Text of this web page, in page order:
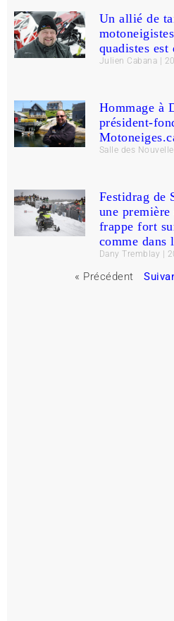
Un allié de
quadistes est
Julien Cabana
Hommage à
président-
Salle des
Festidrag de
une
frappe fort
comme dans
Dany Tremblay
« Précédent